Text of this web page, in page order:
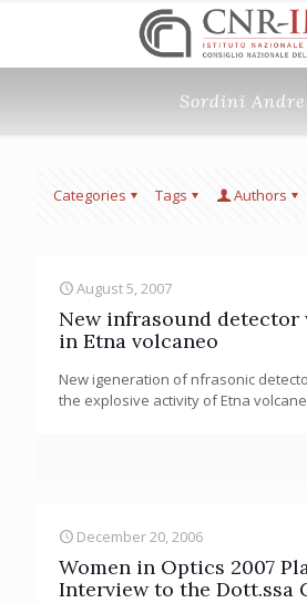
Sordini
Categories Tags Authors
August 5, 2007
New infrasound detector
in Etna volcaneo
New igeneration of nfrasonic
the explosive activity of Etna
December 20, 2006
Women in Optics 2007
Interview to the Dott.ssa